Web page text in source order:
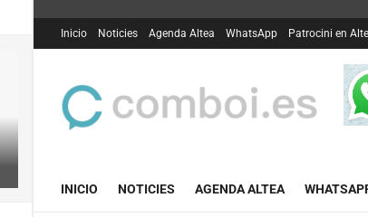
Inicio Noticies Agenda Altea WhatsApp Patrocini en
INICIO NOTICIES AGENDA ALTEA